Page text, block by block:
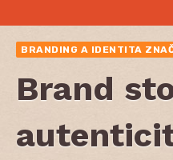
BRANDING A IDENTITA
Brand